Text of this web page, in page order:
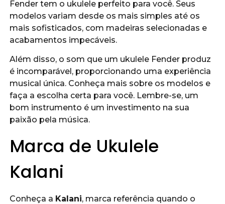
Fender tem o ukulele perfeito para você. Seus
modelos variam desde os mais simples até os
mais sofisticados, com madeiras selecionadas e
acabamentos impecáveis.
Além disso, o som que um ukulele Fender produz
é incomparável, proporcionando uma experiência
musical única. Conheça mais sobre os modelos e
faça a escolha certa para você. Lembre-se, um
bom instrumento é um investimento na sua
paixão pela música.
Marca de Ukulele
Kalani
Conheça a Kalani, marca referência quando o